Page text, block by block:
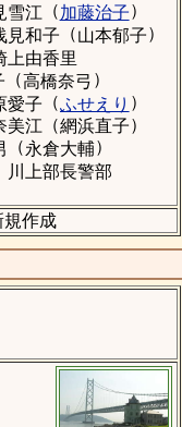
雪江 （加藤治子）
見和子 （山本郁子）
上由香里
（高橋奈弓 ）
愛子 （ふせえり ）
美江 （網浜直子）
（永倉大輔）
川上部長警部
規作成